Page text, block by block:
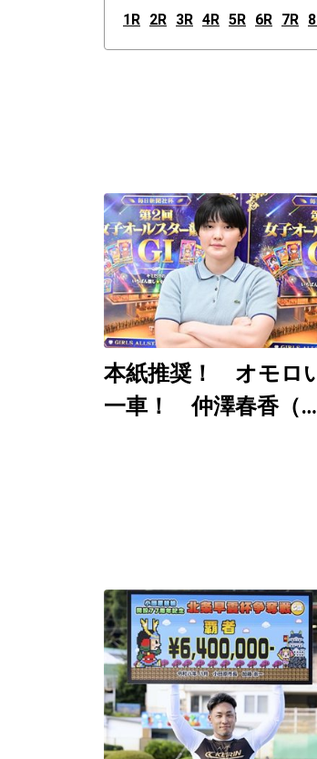
1R 2R 3R 4R 5R 6R 7R
本紙推奨！ オモロ
一車！ 仲澤春香（佐